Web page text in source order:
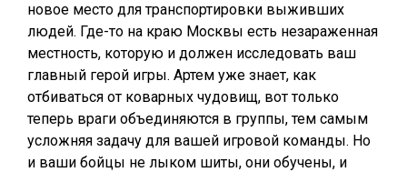
новое место для транспортировки выживших
людей. Где-то на краю Москвы есть незараженная
местность, которую и должен исследовать ваш
главный герой игры. Артем уже знает, как
отбиваться от коварных чудовищ, вот только
теперь враги объединяются в группы, тем самым
усложняя задачу для вашей игровой команды. Но
и ваши бойцы не лыком шиты, они обучены, и